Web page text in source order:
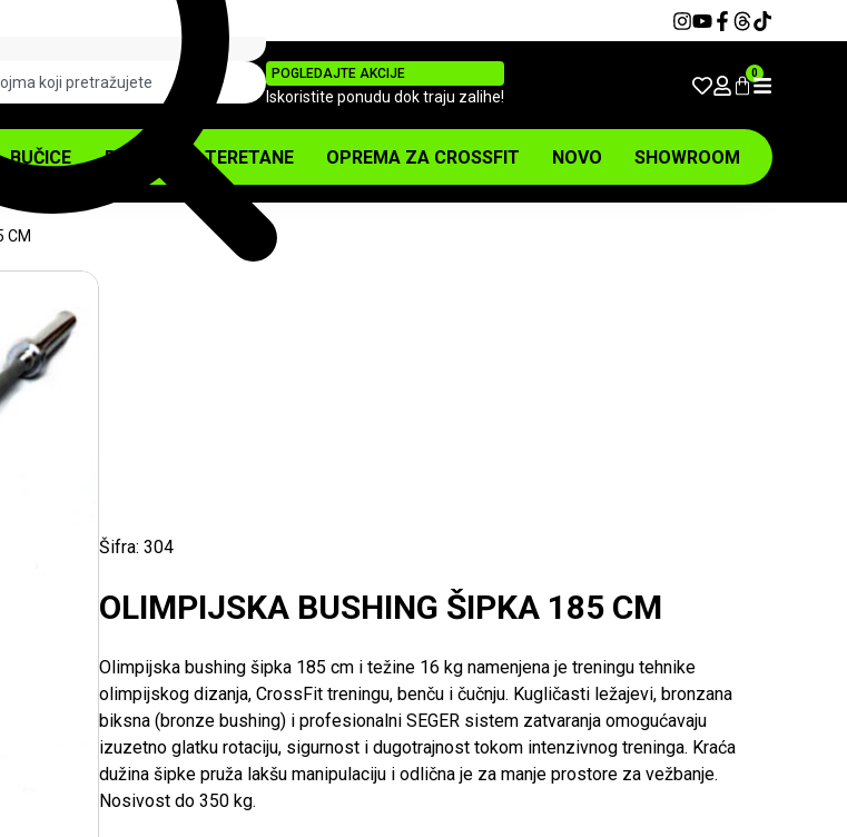
POGLEDAJTE AKCIJE
Iskoristite ponudu dok traju zalihe!
0
BUČICE PODOVI ZA TERETANE OPREMA ZA CROSSFIT NOVO SHOWROOM
CM
Šifra: 304
OLIMPIJSKA BUSHING ŠIPKA 185 CM
Olimpijska bushing šipka 185 cm i težine 16 kg namenjena je treningu tehnike
olimpijskog dizanja, CrossFit treningu, benču i čučnju. Kugličasti ležajevi, bronzana
biksna (bronze bushing) i profesionalni SEGER sistem zatvaranja omogućavaju
izuzetno glatku rotaciju, sigurnost i dugotrajnost tokom intenzivnog treninga. Kraća
dužina šipke pruža lakšu manipulaciju i odlična je za manje prostore za vežbanje.
Nosivost do 350 kg.